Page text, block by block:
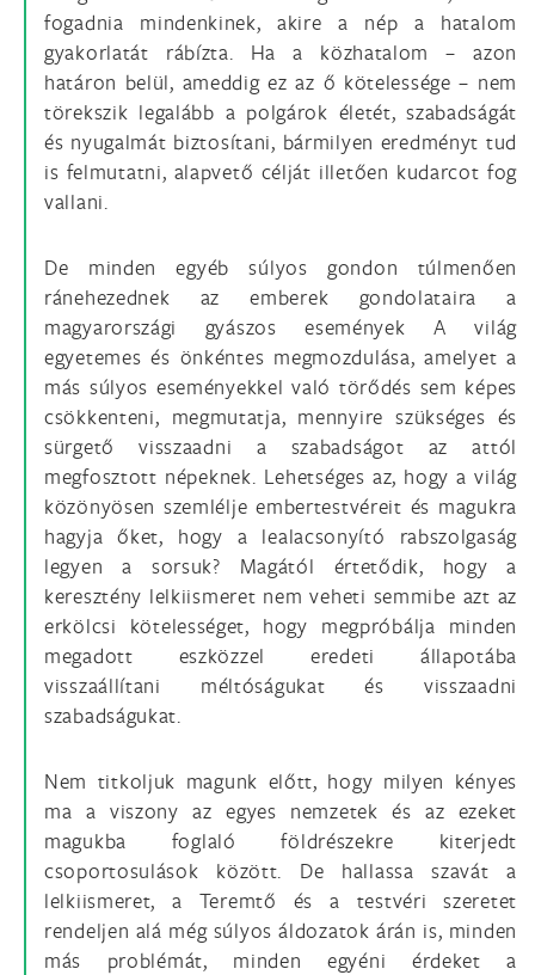
fogadnia mindenkinek, akire a nép a hatalom
gyakorlatát rábízta. Ha a közhatalom – azon
határon belül, ameddig ez az ő kötelessége – nem
törekszik legalább a polgárok életét, szabadságát
és nyugalmát biztosítani, bármilyen eredményt tud
is felmutatni, alapvető célját illetően kudarcot fog
vallani.
De minden egyéb súlyos gondon túlmenően
ránehezednek az emberek gondolataira a
magyarországi gyászos események A világ
egyetemes és önkéntes megmozdulása, amelyet a
más súlyos eseményekkel való törődés sem képes
csökkenteni, megmutatja, mennyire szükséges és
sürgető visszaadni a szabadságot az attól
megfosztott népeknek. Lehetséges az, hogy a világ
közönyösen szemlélje embertestvéreit és magukra
hagyja őket, hogy a lealacsonyító rabszolgaság
legyen a sorsuk? Magától értetődik, hogy a
keresztény lelkiismeret nem veheti semmibe azt az
erkölcsi kötelességet, hogy megpróbálja minden
megadott eszközzel eredeti állapotába
visszaállítani méltóságukat és visszaadni
szabadságukat.
Nem titkoljuk magunk előtt, hogy milyen kényes
ma a viszony az egyes nemzetek és az ezeket
magukba foglaló földrészekre kiterjedt
csoportosulások között. De hallassa szavát a
lelkiismeret, a Teremtő és a testvéri szeretet
rendeljen alá még súlyos áldozatok árán is, minden
más problémát, minden egyéni érdeket a